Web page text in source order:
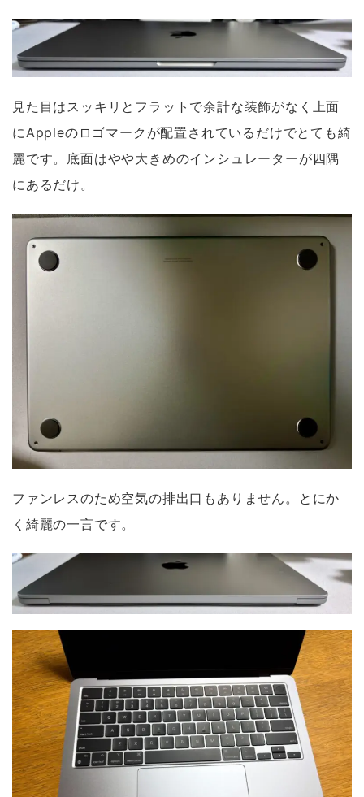
見た目はスッキリとフラットで余計な装飾がなく上面
にAppleのロゴマークが配置されているだけでとても綺
麗です。底面はやや大きめのインシュレーターが四隅
にあるだけ。
ファンレスのため空気の排出口もありません。とにか
く綺麗の一言です。